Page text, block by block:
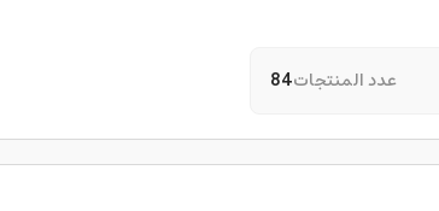
عدد المنتجات84